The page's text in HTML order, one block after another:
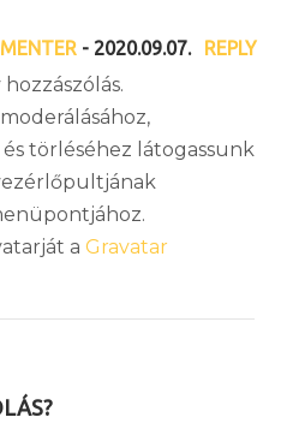
- 2020.09.07. REPLY
törléséhez látogassunk
a Gravatar